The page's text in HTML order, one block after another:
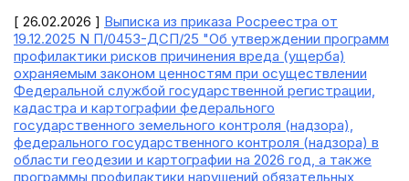
[ 26.02.2026 ] Выписка из приказа Росреестра от
19.12.2025 N П/0453-ДСП/25 "Об утверждении программ
профилактики рисков причинения вреда (ущерба)
охраняемым законом ценностям при осуществлении
Федеральной службой государственной регистрации,
кадастра и картографии федерального
государственного земельного контроля (надзора),
федерального государственного контроля (надзора) в
области геодезии и картографии на 2026 год, а также
программы профилактики нарушений обязательных